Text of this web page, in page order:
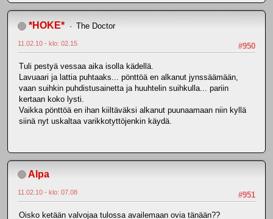
*HOKE* The Doctor
#950
11.02.10 - klo: 02.15
Tuli pestyä vessaa aika isolla kädellä.
Lavuaari ja lattia puhtaaks... pönttöä en alkanut jynssäämään,
vaan suihkin puhdistusainetta ja huuhtelin suihkulla... pariin
kertaan koko lysti.
Vaikka pönttöä en ihan kiiltäväksi alkanut puunaamaan niin kyllä
siinä nyt uskaltaa varikkotyttöjenkin käydä.
Alpa
#951
11.02.10 - klo: 07.08
Oisko ketään valvojaa tulossa availemaan ovia tänään??